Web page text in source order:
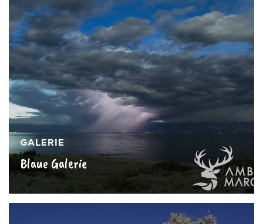
GALERIE
Blaue Galerie
Mehr sehen »